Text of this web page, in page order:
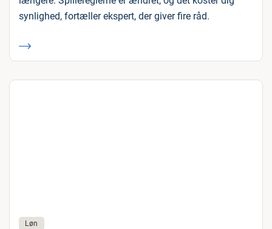
synlighed, fortæller ekspert, der giver fire råd.
Løn